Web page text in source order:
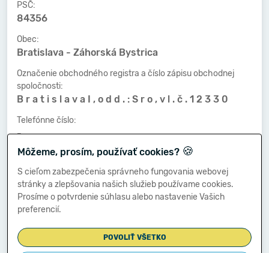
PSČ:
84356
Obec:
Bratislava - Záhorská Bystrica
Označenie obchodného registra a číslo zápisu obchodnej
spoločnosti:
B r a t i s l a v a I , o d d . : S r o , v l . č . 1 2 3 3 0
Telefónne číslo:
-
Faxové číslo:
-
E-mailová adresa:
-
Zostavená dňa:
Môžeme, prosím, používať cookies? 🍪
S cieľom zabezpečenia správneho fungovania webovej
stránky a zlepšovania našich služieb používame cookies.
Prosíme o potvrdenie súhlasu alebo nastavenie Vašich
preferencií.
POVOLIŤ VŠETKO